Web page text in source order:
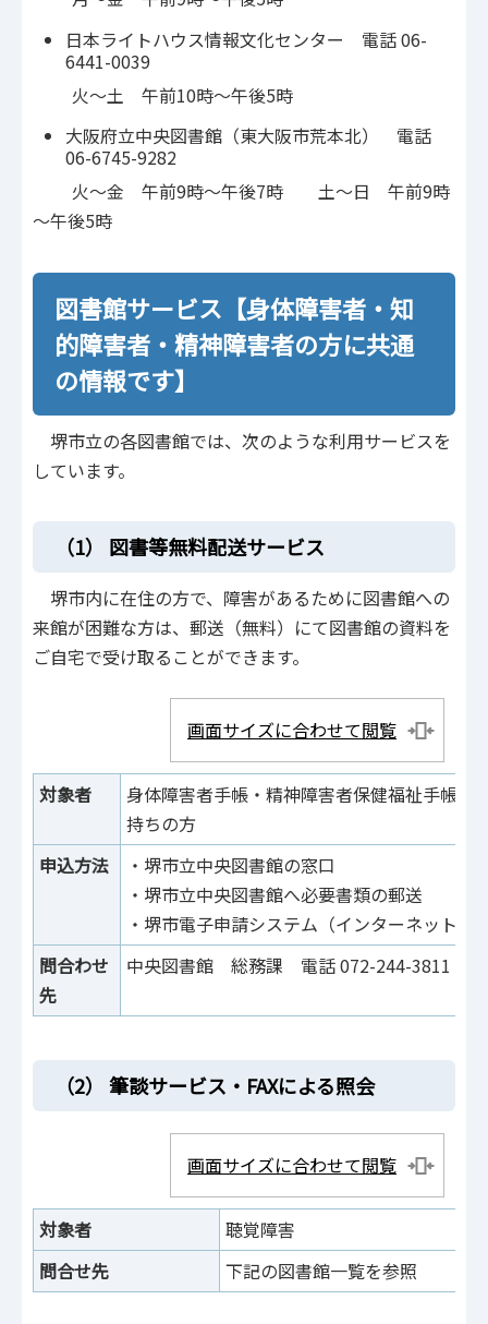
日本ライトハウス情報文化センター 電話 06-
6441-0039
火～土 午前10時～午後5時
大阪府立中央図書館（東大阪市荒本北） 電話
06-6745-9282
火～金 午前9時～午後7時 土～日 午前9時
～午後5時
図書館サービス【身体障害者・知
的障害者・精神障害者の方に共通
の情報です】
堺市立の各図書館では、次のような利用サービスを
しています。
（1） 図書等無料配送サービス
堺市内に在住の方で、障害があるために図書館への
来館が困難な方は、郵送（無料）にて図書館の資料を
ご自宅で受け取ることができます。
画面サイズに合わせて閲覧
対象者
身体障害者手帳・精神障害者保健福祉手帳1
持ちの方
申込方法
・堺市立中央図書館の窓口
・堺市立中央図書館へ必要書類の郵送
・堺市電子申請システム（インターネットか
問合わせ
先
中央図書館 総務課 電話 072-244-3811 フ
（2） 筆談サービス・FAXによる照会
画面サイズに合わせて閲覧
対象者
聴覚障害
問合せ先
下記の図書館一覧を参照